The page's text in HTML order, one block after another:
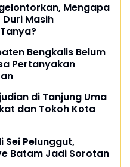
Mengapa
Masih
Bengkalis Belum
Pertanyakan
di Tanjung Uma
dan Tokoh Kota
Sei Pelunggut,
Batam Jadi Sorotan